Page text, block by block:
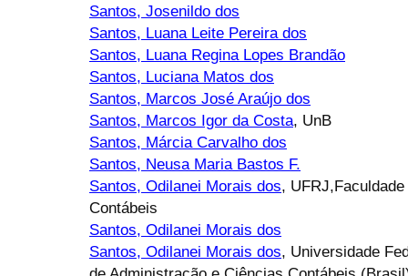
Santos, Josenildo dos
Santos, Luana Leite Pereira dos
Santos, Luana Regina Lopes Brandão
Santos, Luciana Matos dos
Santos, Marcos José Araújo dos
Santos, Marcos Igor da Costa, UnB
Santos, Márcia Carvalho dos
Santos, Neusa Maria Bastos F.
Santos, Odilanei Morais dos,
Contábeis
Santos, Odilanei Morais dos
Santos, Odilanei Morais dos, Universidade